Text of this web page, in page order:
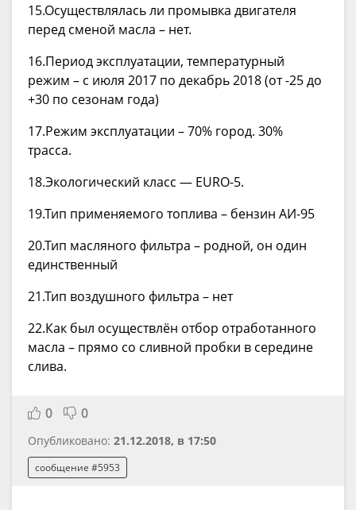
15.Осуществлялась ли промывка двигателя
перед сменой масла – нет.
16.Период эксплуатации, температурный
режим – с июля 2017 по декабрь 2018 (от -25 до
+30 по сезонам года)
17.Режим эксплуатации – 70% город. 30%
трасса.
18.Экологический класс — EURO-5.
19.Тип применяемого топлива – бензин АИ-95
20.Тип масляного фильтра – родной, он один
единственный
21.Тип воздушного фильтра – нет
22.Как был осуществлён отбор отработанного
масла – прямо со сливной пробки в середине
слива.
0 0
Опубликовано: 21.12.2018, в 17:50
сообщение #5953